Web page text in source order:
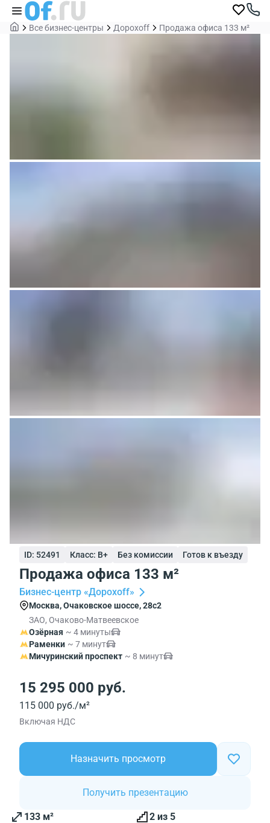
Все бизнес-центры Дорохoff Продажа офиса 133 м²
ID: 52491 Класс: B+ Без комиссии Готов к въезду
Продажа офиса 133 м²
Бизнес-центр «Дорохoff»
Москва, Очаковское шоссе, 28с2
ЗАО, Очаково-Матвеевское
Озёрная ~ 4 минуты
Раменки ~ 7 минут
Мичуринский проспект ~ 8 минут
15 295 000 руб.
115 000 руб./м²
Включая НДС
Назначить просмотр
Получить презентацию
133 м² 2 из 5